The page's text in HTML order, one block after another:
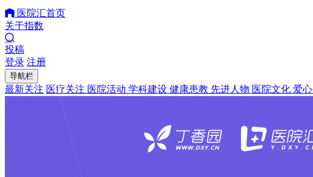
医院汇首页
关于指数
投稿
登录 注册
导航栏
最新关注 医疗关注 医院活动 学科建设 健康患教 先进人物 医院文化 爱